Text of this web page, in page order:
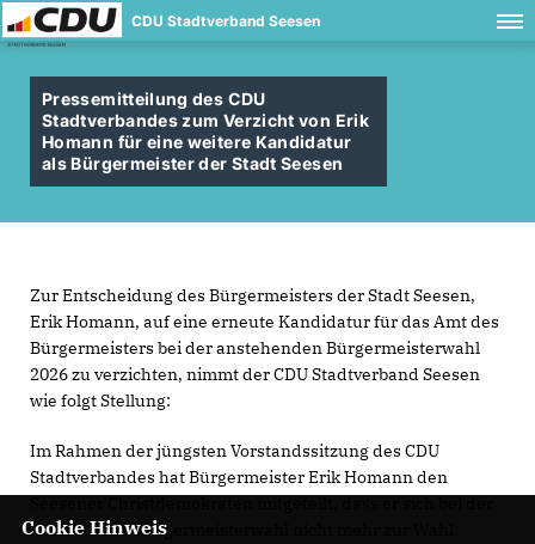
CDU Stadtverband Seesen
Pressemitteilung des CDU
Stadtverbandes zum Verzicht von Erik
Homann für eine weitere Kandidatur
als Bürgermeister der Stadt Seesen
Zur Entscheidung des Bürgermeisters der Stadt Seesen,
Erik Homann, auf eine erneute Kandidatur für das Amt des
Bürgermeisters bei der anstehenden Bürgermeisterwahl
2026 zu verzichten, nimmt der CDU Stadtverband Seesen
wie folgt Stellung:
Im Rahmen der jüngsten Vorstandssitzung des CDU
Stadtverbandes hat Bürgermeister Erik Homann den
kommenden Bürgermeisterwahl nicht mehr zur Wahl
Cookie Hinweis